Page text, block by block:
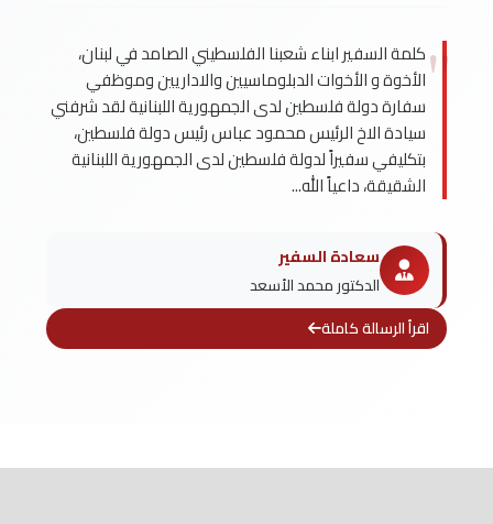
كلمة السفير ابناء شعبنا الفلسطيني الصامد في لبنان،
الأخوة و الأخوات الدبلوماسيين والاداريين وموظفي
سفارة دولة فلسطين لدى الجمهورية اللبنانية لقد شرفني
سيادة الاخ الرئيس محمود عباس رئيس دولة فلسطين،
بتكليفي سفيراً لدولة فلسطين لدى الجمهورية اللبنانية
الشقيقة، داعياً الله...
سعادة السفير
الدكتور محمد الأسعد
اقرأ الرسالة كاملة